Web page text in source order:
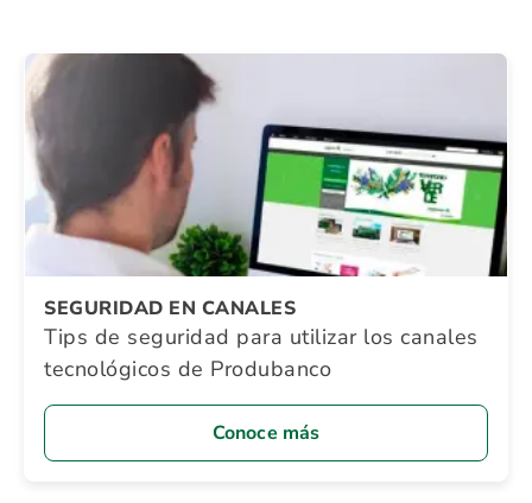
SEGURIDAD EN CANALES
Tips de seguridad para utilizar los canales
tecnológicos de Produbanco
Conoce más